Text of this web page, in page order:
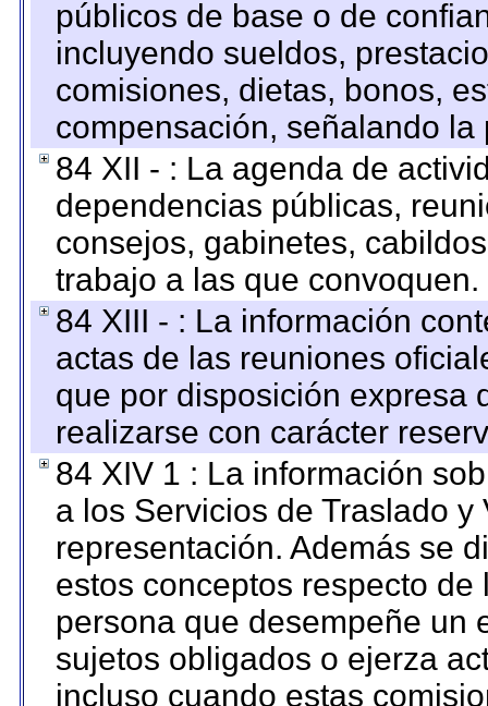
públicos de base o de
incluyendo sueldos,
comisiones, dietas, bonos,
compensación, señalando
84 XII - : La agenda de
dependencias públicas,
consejos, gabinetes,
trabajo a las que convoquen.
84 XIII - : La información
actas de las reuniones
que por disposición expresa
realizarse con carácter
84 XIV 1 : La información
a los Servicios de Traslado
representación. Además se
estos conceptos respecto
persona que desempeñe un
sujetos obligados o ejerza
incluso cuando estas